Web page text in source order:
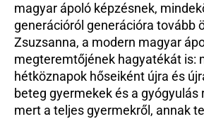
magyar ápoló képzésnek,
generációról generációra tovább
Zsuzsanna, a modern magyar
megteremtőjének hagyatékát is:
hétköznapok hőseiként újra és
beteg gyermekek és a gyógyulás
mert a teljes gyermekről, annak